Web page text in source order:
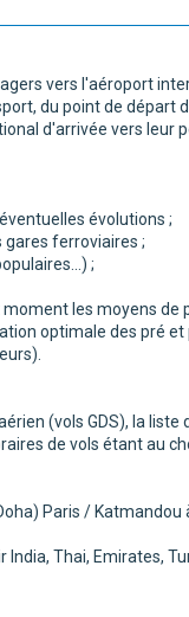
vers l'aéroport
du point de départ
d'arrivée vers leur
évolutions ;
ferroviaires ;
;
les moyens
optimale des pré
(vols GDS), la
de vols étant au
Paris /
Thai, Emirates,